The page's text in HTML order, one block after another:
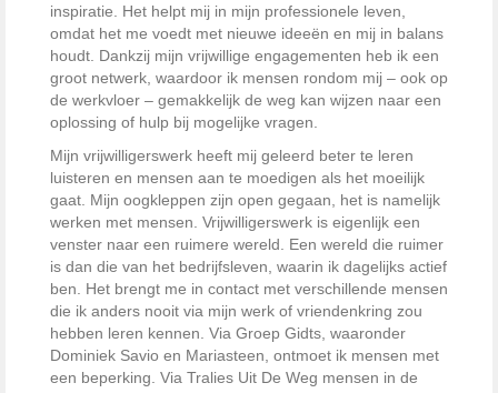
inspiratie. Het helpt mij in mijn professionele leven,
omdat het me voedt met nieuwe ideeën en mij in balans
houdt. Dankzij mijn vrijwillige engagementen heb ik een
groot netwerk, waardoor ik mensen rondom mij – ook op
de werkvloer – gemakkelijk de weg kan wijzen naar een
oplossing of hulp bij mogelijke vragen.
Mijn vrijwilligerswerk heeft mij geleerd beter te leren
luisteren en mensen aan te moedigen als het moeilijk
gaat. Mijn oogkleppen zijn open gegaan, het is namelijk
werken met mensen. Vrijwilligerswerk is eigenlijk een
venster naar een ruimere wereld. Een wereld die ruimer
is dan die van het bedrijfsleven, waarin ik dagelijks actief
ben. Het brengt me in contact met verschillende mensen
die ik anders nooit via mijn werk of vriendenkring zou
hebben leren kennen. Via Groep Gidts, waaronder
Dominiek Savio en Mariasteen, ontmoet ik mensen met
een beperking. Via Tralies Uit De Weg mensen in de